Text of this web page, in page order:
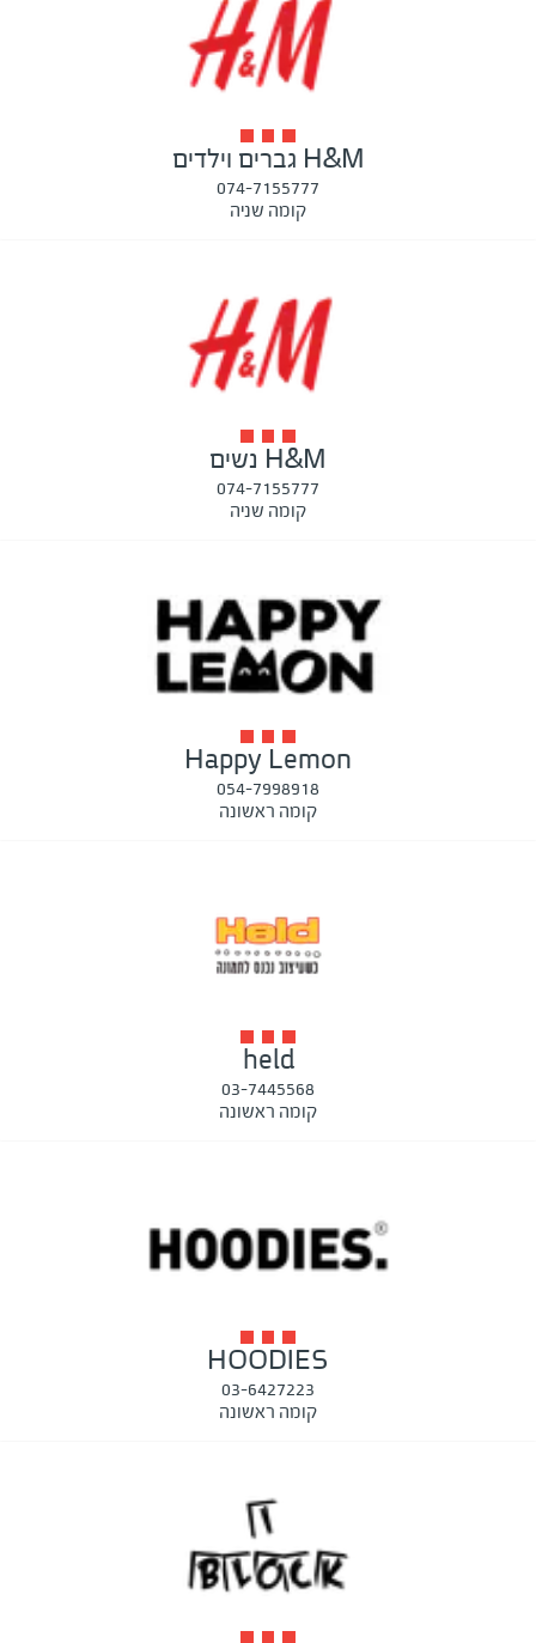
H&M גברים וילדים
074-7155777
קומה שניה
H&M נשים
074-7155777
קומה שניה
Happy Lemon
054-7998918
קומה ראשונה
held
03-7445568
קומה ראשונה
HOODIES
03-6427223
קומה ראשונה